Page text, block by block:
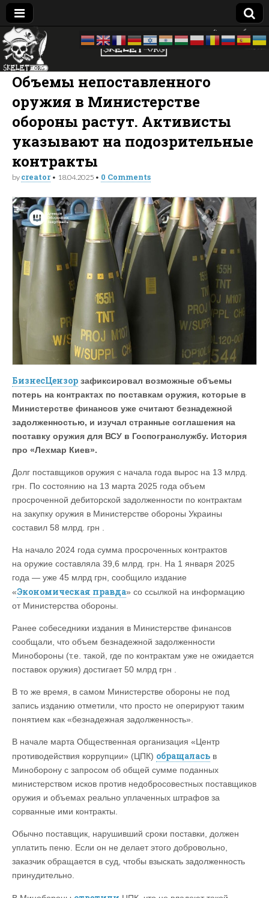
Skelet
Org
досье —
биография
—
компромат:
Украина
Объемы непоставленного
оружия в Министерстве
обороны растут. Активисты
указывают на подозрительные
контракты
by creator• 18.04.2025 • 0 Comments
БизнесЦензор зафиксировал возможные объемы
потерь на контрактах по поставкам оружия, которые в
Министерстве финансов уже считают безнадежной
задолженностью, и изучал странные соглашения на
поставку оружия для ВСУ в Госпогранслужбу. История
про «Лехмар Киев».
Долг поставщиков оружия с начала года вырос на 13 млрд.
грн. По состоянию на 13 марта 2025 года объем
просроченной дебиторской задолженности по контрактам
на закупку оружия в Министерстве обороны Украины
составил 58 млрд. грн .
На начало 2024 года сумма просроченных контрактов
на оружие составляла 39,6 млрд. грн. На 1 января 2025
года — уже 45 млрд грн, сообщило издание
«Экономическая правда» со ссылкой на информацию
от Министерства обороны.
Ранее собеседники издания в Министерстве финансов
сообщали, что объем безнадежной задолженности
Минобороны (т.е. такой, где по контрактам уже не ожидается
поставок оружия) достигает 50 млрд грн .
В то же время, в самом Министерстве обороны не под
запись изданию отметили, что просто не оперируют таким
понятием как «безнадежная задолженность».
В начале марта Общественная организация «Центр
противодействия коррупции» (ЦПК) обращалась в
Миноборону с запросом об общей сумме поданных
министерством исков против недобросовестных поставщиков
оружия и объемах реально уплаченных штрафов за
сорванные ими контракты.
Обычно поставщик, нарушивший сроки поставки, должен
уплатить пеню. Если он не делает этого добровольно,
заказчик обращается в суд, чтобы взыскать задолженность
принудительно.